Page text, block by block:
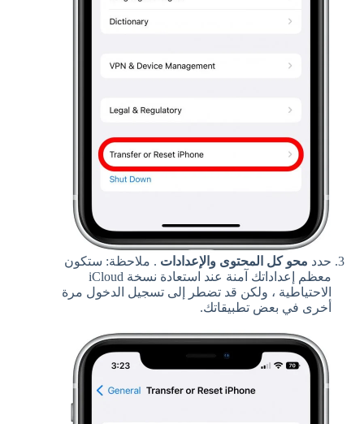
حدد محو كل المحتوى والإعدادات . ملاحظة: ستكون
معظم إعداداتك آمنة عند استعادة نسخة iCloud
الاحتياطية ، ولكن قد تضطر إلى تسجيل الدخول مرة
أخرى في بعض تطبيقاتك.